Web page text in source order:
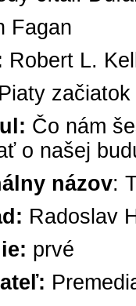
Fagan
Robert L.
Piaty začiatok
Čo nám
o našej
názov:
Radoslav
prvé